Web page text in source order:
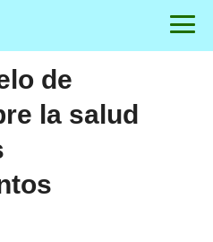
de
la salud